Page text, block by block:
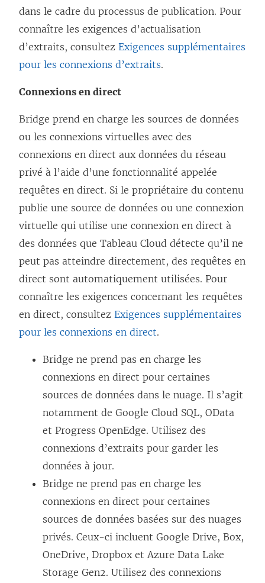
dans le cadre du processus de publication. Pour
connaître les exigences d’actualisation
d’extraits, consultez Exigences supplémentaires
pour les connexions d’extraits.
Connexions en direct
Bridge prend en charge les sources de données
ou les connexions virtuelles avec des
connexions en direct aux données du réseau
privé à l’aide d’une fonctionnalité appelée
requêtes en direct. Si le propriétaire du contenu
publie une source de données ou une connexion
virtuelle qui utilise une connexion en direct à
des données que Tableau Cloud détecte qu’il ne
peut pas atteindre directement, des requêtes en
direct sont automatiquement utilisées. Pour
connaître les exigences concernant les requêtes
en direct, consultez Exigences supplémentaires
pour les connexions en direct.
Bridge ne prend pas en charge les
connexions en direct pour certaines
sources de données dans le nuage. Il s’agit
notamment de Google Cloud SQL, OData
et Progress OpenEdge. Utilisez des
connexions d’extraits pour garder les
données à jour.
Bridge ne prend pas en charge les
connexions en direct pour certaines
sources de données basées sur des nuages
privés. Ceux-ci incluent Google Drive, Box,
OneDrive, Dropbox et Azure Data Lake
Storage Gen2. Utilisez des connexions